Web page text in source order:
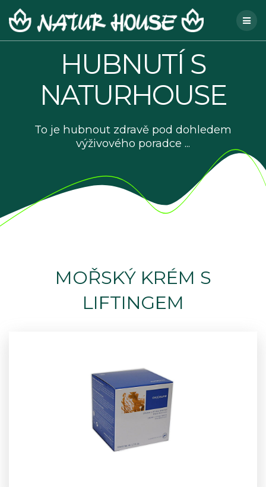
to
content
HUBNUTÍ S
NATURHOUSE
To je hubnout zdravě pod dohledem
výživového poradce ...
MOŘSKÝ KRÉM S
LIFTINGEM